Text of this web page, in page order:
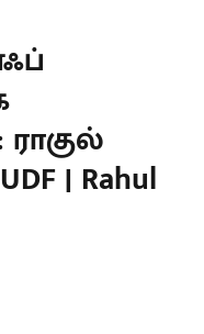
ராகுல்
| Rahul